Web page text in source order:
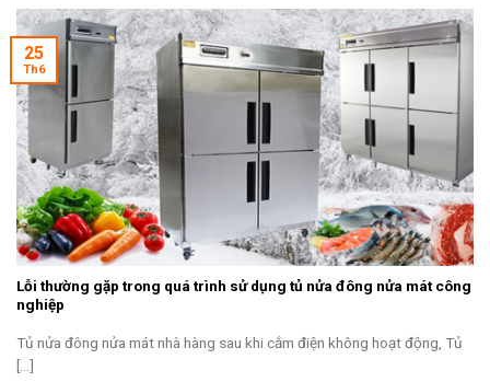
Lỗi thường gặp trong quá trình sử dụng tủ nửa đông nửa mát công
nghiệp
Tủ nửa đông nửa mát nhà hàng sau khi cắm điện không hoạt động, Tủ
[...]
25
Th6